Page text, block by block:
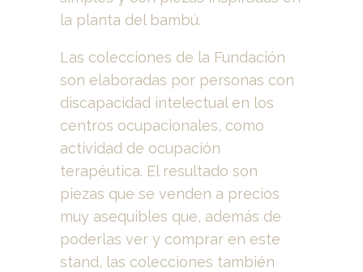
la planta del bambú.
Las colecciones de la Fundación
son elaboradas por personas con
discapacidad intelectual en los
centros ocupacionales, como
actividad de ocupación
terapéutica. El resultado son
piezas que se venden a precios
muy asequibles que, además de
poderlas ver y comprar en este
stand, las colecciones también